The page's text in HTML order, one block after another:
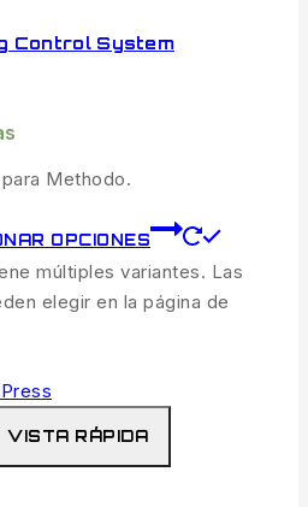
Control System
Methodo.
OPCIONES
múltiples variantes. Las
elegir en la página de
VISTA RÁPIDA